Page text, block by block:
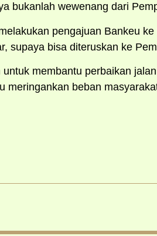
bukanlah wewenang dari
pengajuan Bankeu ke
supaya bisa diteruskan ke
membantu perbaikan
meringankan beban